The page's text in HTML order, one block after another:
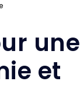
une
et